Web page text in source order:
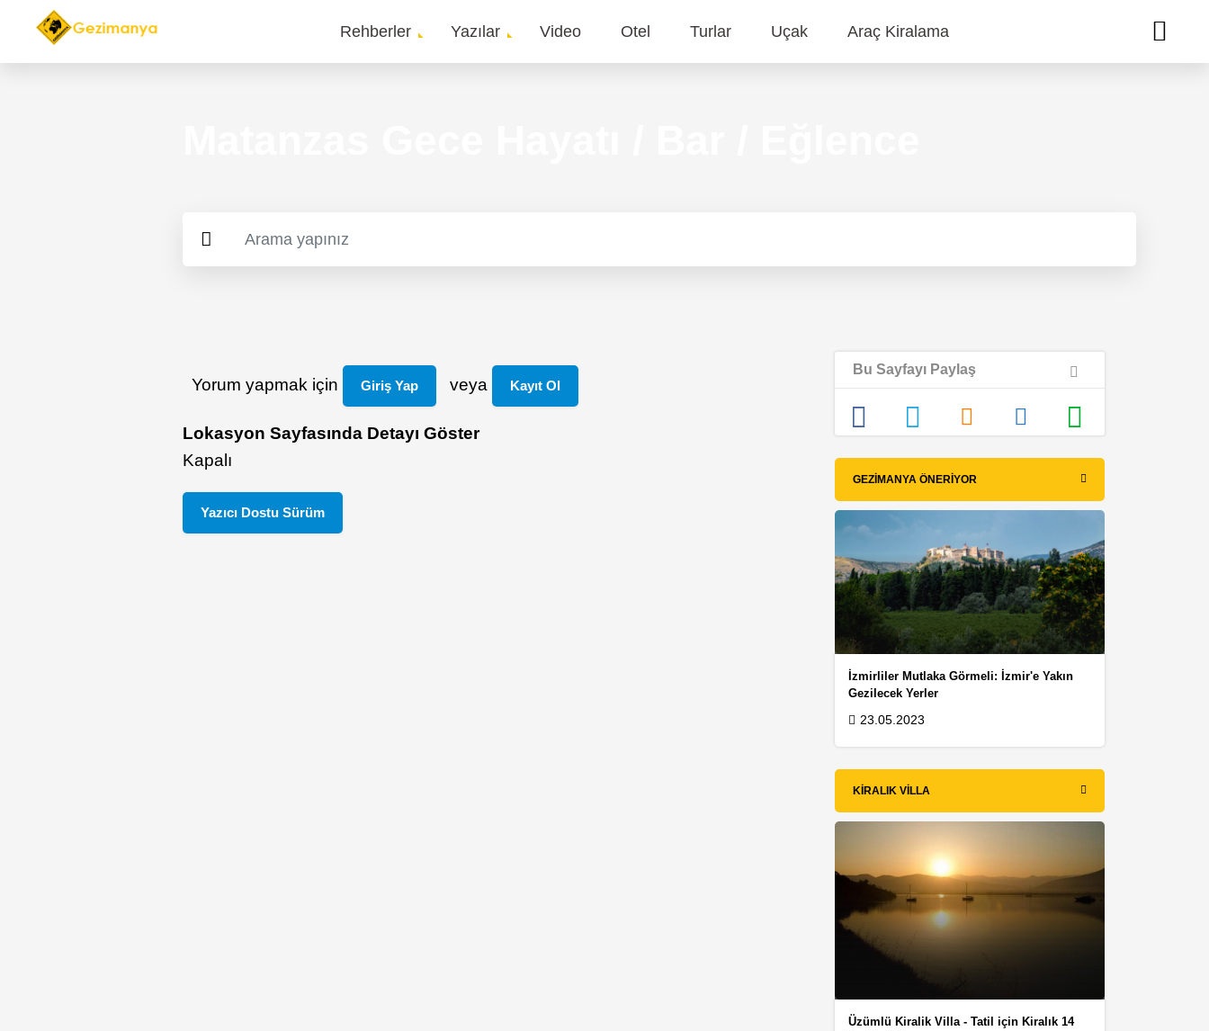
Main
Rehberler Yazılar Video Otel Turlar Uçak Araç Kiralama
Yorum yapmak için Giriş Yap veya Kayıt Ol
Lokasyon Sayfasında Detayı Göster
Kapalı
Yazıcı Dostu Sürüm
Bu Sayfayı Paylaş
GEZIMANYA ÖNERIYOR
İzmirliler Mutlaka Görmeli: İzmir'e Yakın
Gezilecek Yerler
23.05.2023
KIRALIK VILLA
Üzümlü Kiralik Villa - Tatil için Kiralık 14